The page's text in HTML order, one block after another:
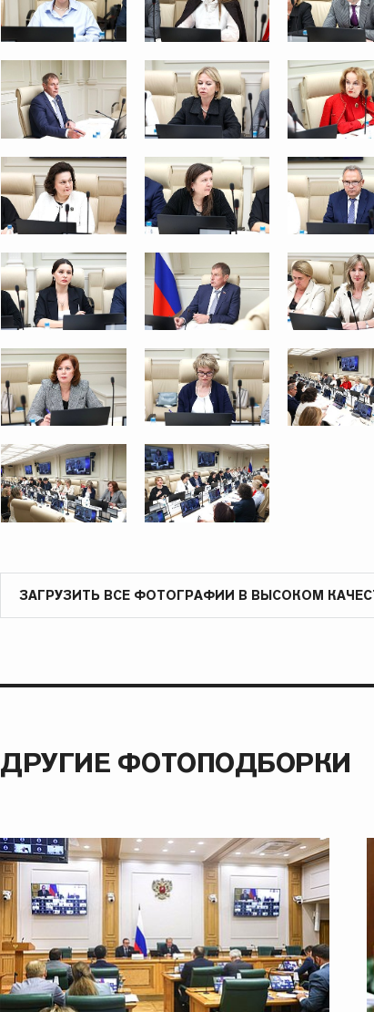
ЗАГРУЗИТЬ ВСЕ ФОТОГРАФИИ В ВЫСОКОМ
ДРУГИЕ ФОТОПОДБОРКИ